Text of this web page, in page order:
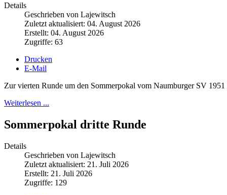
Details
Geschrieben von Lajewitsch
Zuletzt aktualisiert: 04. August 2026
Erstellt: 04. August 2026
Zugriffe: 63
Drucken
E-Mail
Zur vierten Runde um den Sommerpokal vom Naumburger SV
Weiterlesen ...
Sommerpokal dritte Runde
Details
Geschrieben von Lajewitsch
Zuletzt aktualisiert: 21. Juli 2026
Erstellt: 21. Juli 2026
Zugriffe: 129